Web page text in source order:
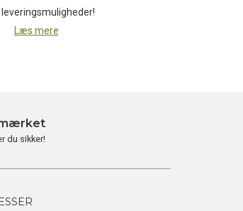
leveringsmuligheder!
Læs mere
du sikker!